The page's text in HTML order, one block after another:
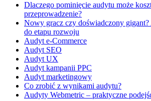
Dlaczego pominięcie audytu może
przeprowadzenie?
Nowy gracz czy doświadczony
do etapu rozwoju
Audyt e-Commerce
Audyt SEO
Audyt UX
Audyt kampanii PPC
Audyt marketingowy
Co zrobić z wynikami audytu?
Audyty Webmetric – praktyczne